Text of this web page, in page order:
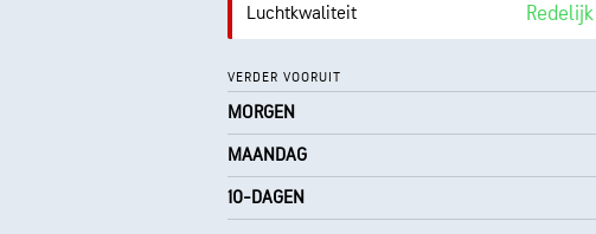
Luchtkwaliteit Redelijk
AccuLumen Brightness Index™
76%
VERDER VOORUIT
MORGEN
MAANDAG
10-DAGEN